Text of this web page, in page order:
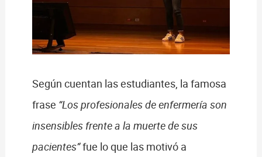
Según cuentan las estudiantes, la famosa
frase “Los profesionales de enfermería son
insensibles frente a la muerte de sus
pacientes”fue lo que las motivó a